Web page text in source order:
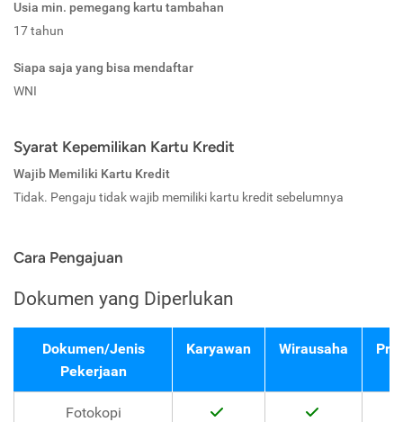
Usia min. pemegang kartu tambahan
17 tahun
Siapa saja yang bisa mendaftar
WNI
Syarat Kepemilikan Kartu Kredit
Wajib Memiliki Kartu Kredit
Tidak. Pengaju tidak wajib memiliki kartu kredit sebelumnya
Cara Pengajuan
Dokumen yang Diperlukan
Dokumen/Jenis
Pekerjaan
Karyawan Wirausaha
Fotokopi